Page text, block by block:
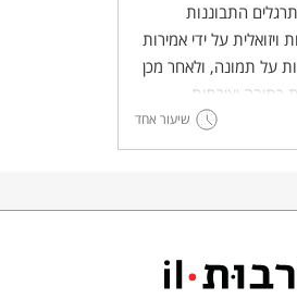
התבוננות
ויזואלית על ידי אמירות
על תמונה, ולאחר מכן
יצירתית.
שיעור אחד